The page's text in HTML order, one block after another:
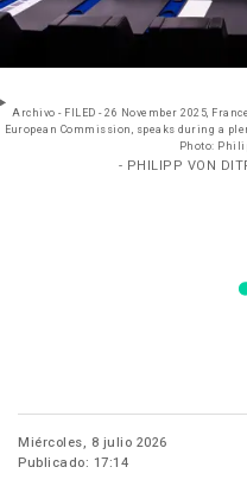
Archivo - FILED - 26 November 2025,
European Commission, speaks during a
Photo:
- PHILIPP VON
Miércoles, 8 julio 2026
Publicado: 17:14